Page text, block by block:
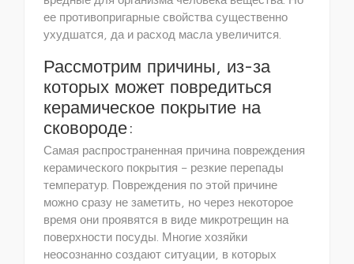
ее противопригарные свойства существенно
ухудшатся, да и расход масла увеличится.
Рассмотрим причины, из-за
которых может повредиться
керамическое покрытие на
сковороде:
Самая распространенная причина повреждения
керамического покрытия – резкие перепады
температур. Повреждения по этой причине
можно сразу не заметить, но через некоторое
время они проявятся в виде микротрещин на
поверхности посуды. Многие хозяйки
неосознанно создают ситуации, в которых